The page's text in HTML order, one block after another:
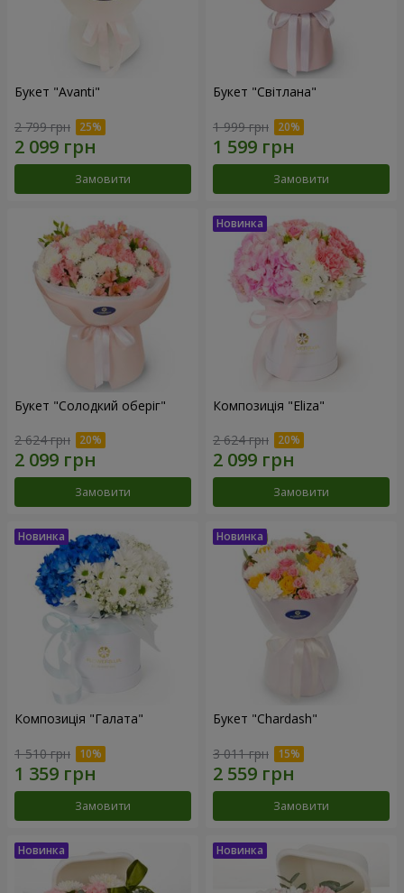
Букет "Avanti"
2 799 грн
Замовити
Букет "Світлана"
1 999 грн
Замовити
Букет "Солодкий оберіг"
2 624 грн
Замовити
Композиція "Eliza"
2 624 грн
Замовити
Композиція "Галата"
1 510 грн
Замовити
Букет "Chardash"
3 011 грн
Замовити